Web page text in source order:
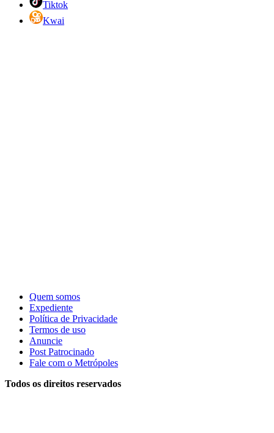
Tiktok
Kwai
Quem somos
Expediente
Política de Privacidade
Termos de uso
Anuncie
Post Patrocinado
Fale com o Metrópoles
Todos os direitos reservados